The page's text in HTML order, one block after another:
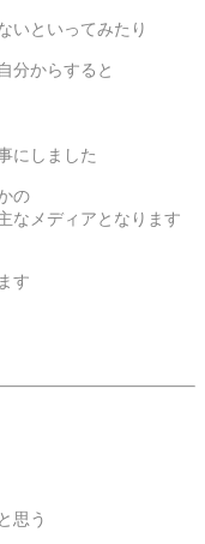
いといってみたり
分からすると
にしました
の
なメディアとなります
す
思う